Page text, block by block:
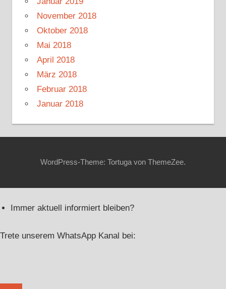
November 2018
Oktober 2018
Mai 2018
April 2018
März 2018
Februar 2018
Januar 2018
WordPress-Theme: Tortuga von ThemeZee.
Immer aktuell informiert bleiben?
Trete unserem WhatsApp Kanal bei: